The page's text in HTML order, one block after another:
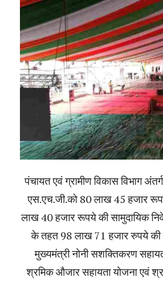
पंचायत एवं ग्रामीण विकास विभाग
एस.एच.जी.को 80 लाख 45 हजार
लाख 40 हजार रूपये की सामुदायिक
के तहत 98 लाख 71 हजार रुपये की
मुख्यमंत्री नोनी सशक्तिकरण
श्रमिक औजार सहायता योजना एवं